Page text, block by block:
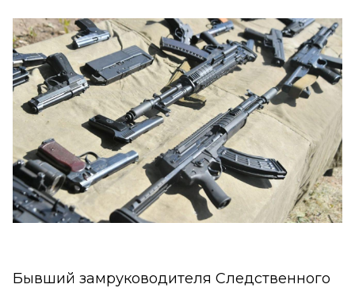
Бывший замруководителя Следственного